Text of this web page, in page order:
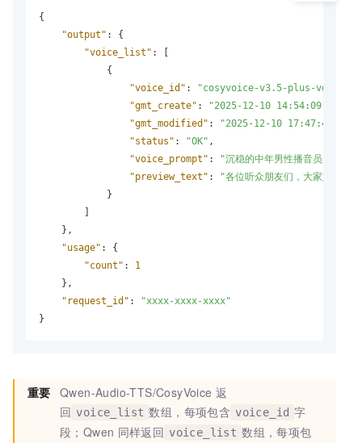
{
"output" :
{
"voice_list" :
{
"voice_id" :
"cosyvoice-v3.5-plus-vd-
"gmt_create" : "2025-12-10 14:54:09"
"gmt_modified" : "2025-12-10 17:47:48"
"status" : "OK" ,
"voice_prompt" : "沉稳的中年男性播音员"
"preview_text" :
"各位听众朋友们，大家好"
}
} ,
"usage" :
{
"count" :
1
} ,
"request_id" :
"xxxx-xxxx-xxxx"
}
重要 Qwen-Audio-TTS/CosyVoice 返
回 voice_list 数组，每项包含 voice_id 字
段；Qwen 同样返回 voice_list 数组，每项包